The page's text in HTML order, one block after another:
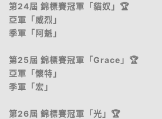
第24屆 錦標賽冠軍「貓奴」🏆
亞軍「威烈」
季軍「阿魁」
第25屆 錦標賽冠軍「Grace」🏆
亞軍「懷特」
季軍「宏」
第26屆 錦標賽冠軍「光」🏆